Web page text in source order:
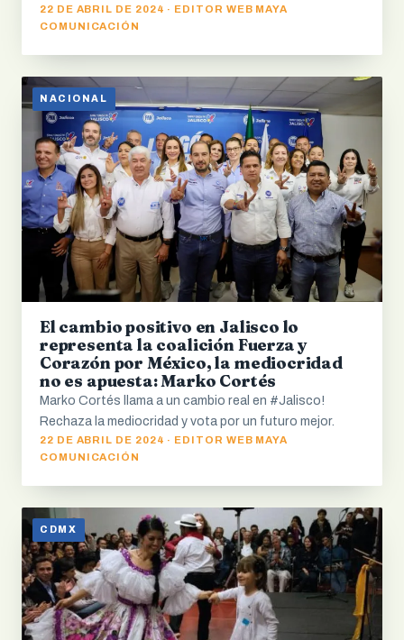
22 DE ABRIL DE 2024 · EDITOR WEB MAYA
COMUNICACIÓN
NACIONAL
El cambio positivo en Jalisco lo
representa la coalición Fuerza y
Corazón por México, la mediocridad
no es apuesta: Marko Cortés
Marko Cortés llama a un cambio real en #Jalisco!
Rechaza la mediocridad y vota por un futuro mejor.
22 DE ABRIL DE 2024 · EDITOR WEB MAYA
COMUNICACIÓN
CDMX